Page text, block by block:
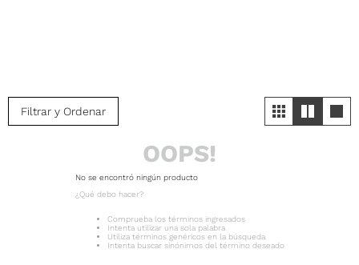
Filtrar y Ordenar
OOPS!
No se encontró ningún producto
¿Qué debo hacer?
Comprueba los términos ingresados
Intenta utilizar una sola palabra
Utiliza términos genéricos en la búsqueda
Intenta buscar sinónimos del término deseado